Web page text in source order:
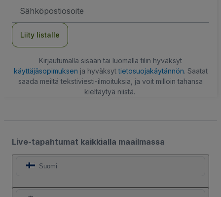
Liity listalle
Kirjautumalla sisään tai luomalla tilin hyväksyt
käyttäjäsopimuksen ja hyväksyttietosuojakäytännön. Saatat
saada meiltä tekstiviesti-ilmoituksia, ja voit milloin tahansa
kieltäytyä niistä.
Live-tapahtumat kaikkialla maailmassa
Suomi